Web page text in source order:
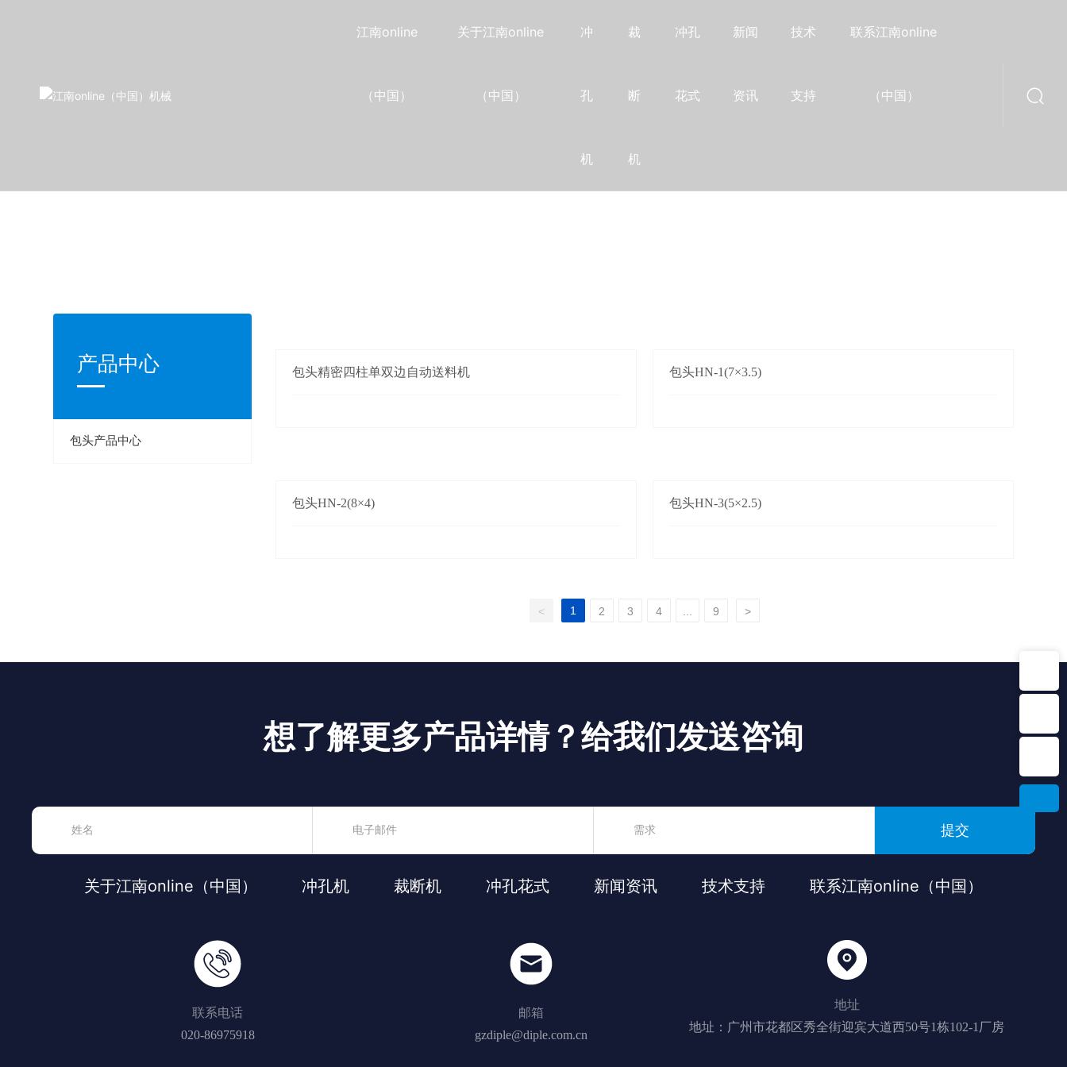
江南online
（中国）
关于江南online
（中国）
冲
孔
机
裁
断
机
冲孔
花式
新闻
资讯
技术
支持
联系江南online
（中国）
产品中心
包头产品中心
包头精密四柱单双边自动送料机 包头HN-1(7×3.5)
包头HN-2(8×4) 包头HN-3(5×2.5)
< 1 2 3 4 9 >
想了解更多产品详情？给我们发送咨询
提交
关于江南online（中国） 冲孔机 裁断机 冲孔花式 新闻资讯 技术支持 联系江南online（中国）
联系电话
020-86975918
邮箱
gzdiple@diple.com.cn
地址
地址：广州市花都区秀全街迎宾大道西50号1栋102-1厂房